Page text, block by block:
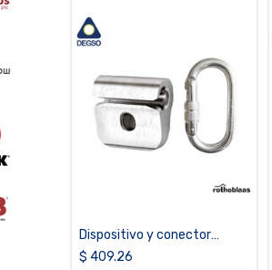
Dispositivo y conector
deslizable fijo SLIDE2
$ 409.26